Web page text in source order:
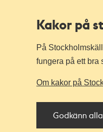
Kakor på
På
fungera på ett bra
Om kakor på
Godkänn